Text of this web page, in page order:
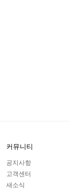
커뮤니티
공지사항
고객센터
새소식